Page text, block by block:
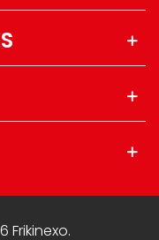
Frikinexo.